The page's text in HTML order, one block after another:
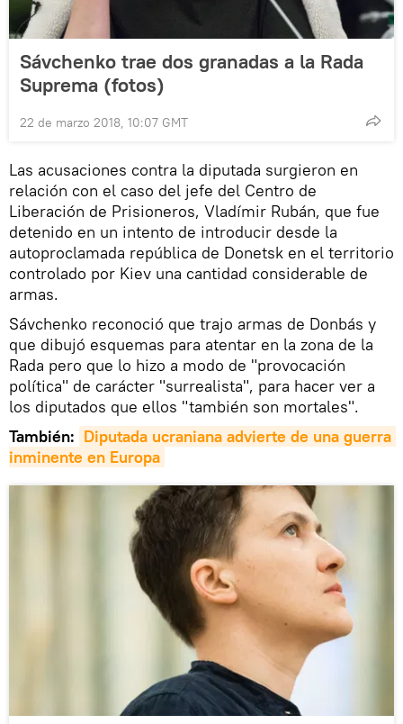
Sávchenko trae dos granadas a la Rada
Suprema (fotos)
22 de marzo 2018, 10:07 GMT
Las acusaciones contra la diputada surgieron en
relación con el caso del jefe del Centro de
Liberación de Prisioneros, Vladímir Rubán, que fue
detenido en un intento de introducir desde la
autoproclamada república de Donetsk en el territorio
controlado por Kiev una cantidad considerable de
armas.
Sávchenko reconoció que trajo armas de Donbás y
que dibujó esquemas para atentar en la zona de la
Rada pero que lo hizo a modo de "provocación
política" de carácter "surrealista", para hacer ver a
los diputados que ellos "también son mortales".
También: Diputada ucraniana advierte de una guerra
inminente en Europa